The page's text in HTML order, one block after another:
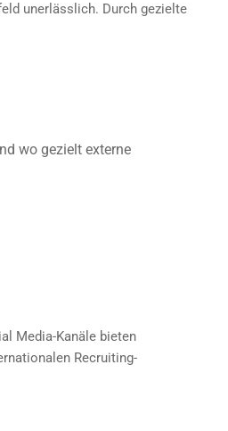
unerlässlich. Durch gezielte
wo gezielt externe
Media-Kanäle bieten
Recruiting-